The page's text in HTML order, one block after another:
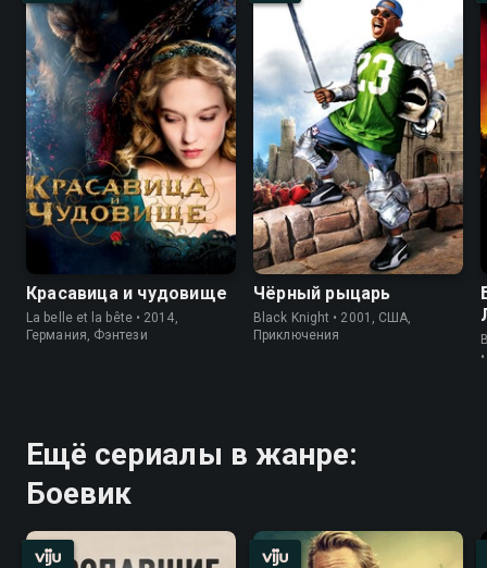
Красавица и чудовище
La belle et la bête • 2014,
Германия, Фэнтези
Чёрный рыцарь
Black Knight • 2001, США,
Приключения
Ещё сериалы в жанре:
Боевик